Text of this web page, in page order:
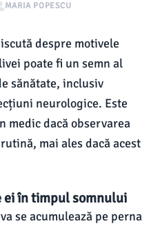
MARIA POPESCU
despre motivele
poate fi un semn al
sănătate, inclusiv
neurologice. Este
medic dacă observarea
mai ales dacă acest
ei în timpul somnului
se acumulează pe perna